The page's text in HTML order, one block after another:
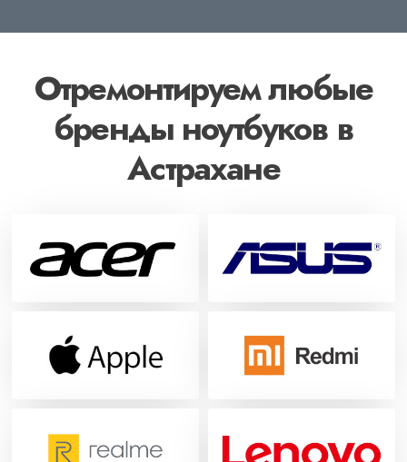
Отремонтируем любые
бренды ноутбуков в
Астрахане